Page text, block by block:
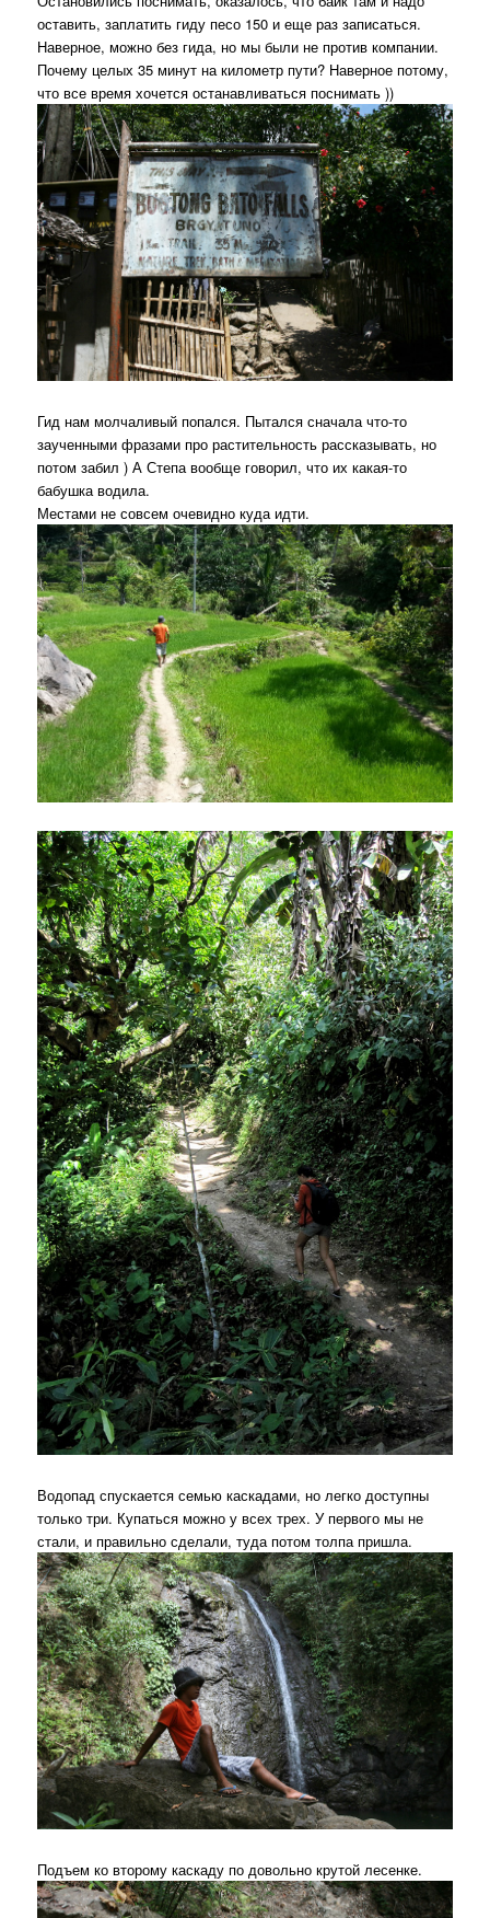
оставить, заплатить гиду песо 150 и еще раз записаться.
Наверное, можно без гида, но мы были не против компании.
Почему целых 35 минут на километр пути? Наверное потому,
что все время хочется останавливаться поснимать ))
Гид нам молчаливый попался. Пытался сначала что-то
заученными фразами про растительность рассказывать, но
потом забил ) А Степа вообще говорил, что их какая-то
бабушка водила.
Местами не совсем очевидно куда идти.
Водопад спускается семью каскадами, но легко доступны
только три. Купаться можно у всех трех. У первого мы не
стали, и правильно сделали, туда потом толпа пришла.
Подъем ко второму каскаду по довольно крутой лесенке.